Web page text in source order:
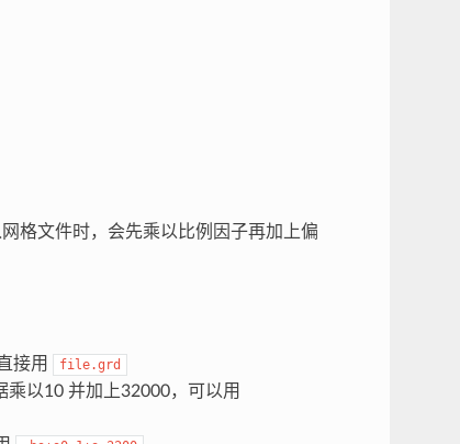
格文件时，会先乘以比例因子再加上偏
接用 file.grd
以10 并加上32000，可以用